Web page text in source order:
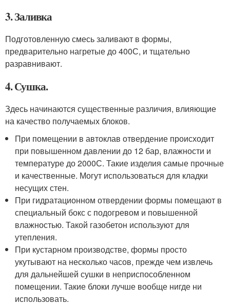
3. Заливка
Подготовленную смесь заливают в формы,
предварительно нагретые до 400С, и тщательно
разравнивают.
4. Сушка.
Здесь начинаются существенные различия, влияющие
на качество получаемых блоков.
При помещении в автоклав отвердение происходит
при повышенном давлении до 12 бар, влажности и
температуре до 2000С. Такие изделия самые прочные
и качественные. Могут использоваться для кладки
несущих стен.
При гидратационном отвердении формы помещают в
специальный бокс с подогревом и повышенной
влажностью. Такой газобетон используют для
утепления.
При кустарном производстве, формы просто
укутывают на несколько часов, прежде чем извлечь
для дальнейшей сушки в неприспособленном
помещении. Такие блоки лучше вообще нигде ни
использовать.